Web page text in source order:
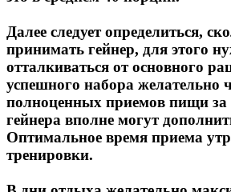
Далее следует определиться,
принимать гейнер, для этого
отталкиваться от основного
успешного набора желательно
полноценных приемов пищи за
гейнера вполне могут
Оптимальное время приема
тренировки.